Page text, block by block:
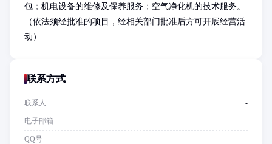
包；机电设备的维修及保养服务；空气净化机的技术服务。
（依法须经批准的项目，经相关部门批准后方可开展经营活
动）
联系方式
联系人 -
电子邮箱 -
QQ号 -